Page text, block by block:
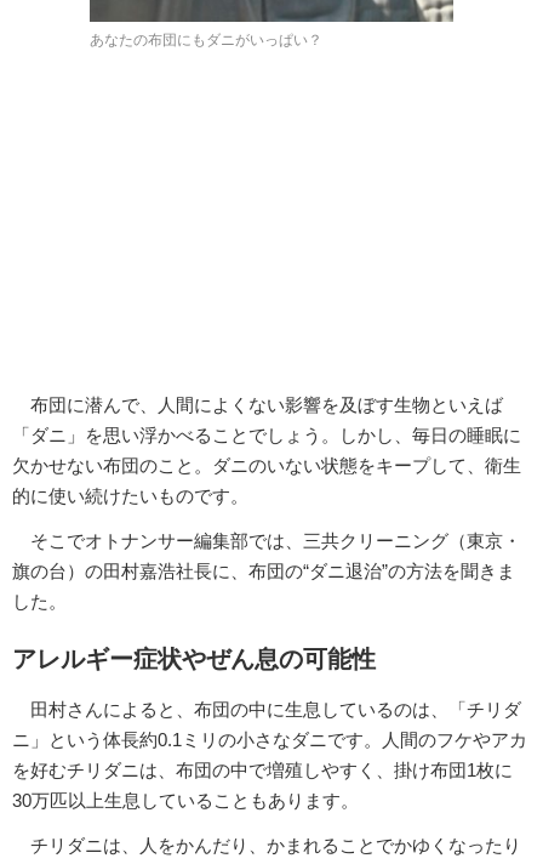
あなたの布団にもダニがいっぱい？
布団に潜んで、人間によくない影響を及ぼす生物といえば
「ダニ」を思い浮かべることでしょう。しかし、毎日の睡眠に
欠かせない布団のこと。ダニのいない状態をキープして、衛生
的に使い続けたいものです。
そこでオトナンサー編集部では、三共クリーニング（東京・
旗の台）の田村嘉浩社長に、布団の“ダニ退治”の方法を聞きま
した。
アレルギー症状やぜん息の可能性
田村さんによると、布団の中に生息しているのは、「チリダ
ニ」という体長約0.1ミリの小さなダニです。人間のフケやアカ
を好むチリダニは、布団の中で増殖しやすく、掛け布団1枚に
30万匹以上生息していることもあります。
チリダニは、人をかんだり、かまれることでかゆくなったり